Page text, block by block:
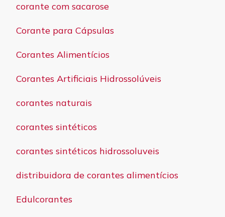
corante com sacarose
Corante para Cápsulas
Corantes Alimentícios
Corantes Artificiais Hidrossolúveis
corantes naturais
corantes sintéticos
corantes sintéticos hidrossoluveis
distribuidora de corantes alimentícios
Edulcorantes